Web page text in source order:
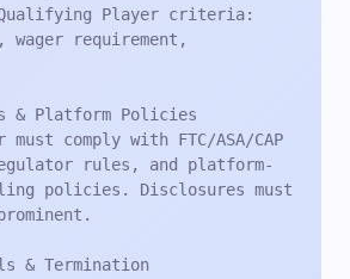
Qualifying Player criteria:
wager requirement,
& Platform Policies
comply with FTC/ASA/CAP
rules, and platform-
policies. Disclosures must
& Termination